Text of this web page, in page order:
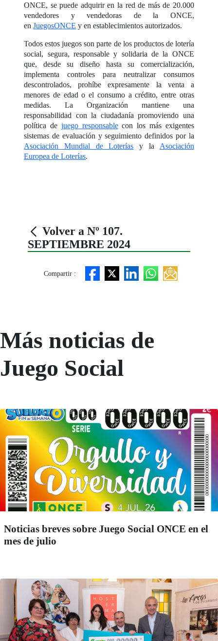
ONCE, se puede adquirir en la red de más de 20.000
vendedores y vendedoras de la ONCE,
enJuegosONCE y en establecimientos autorizados.
Todos estos juegos son parte de los productos de lotería
social, segura, responsable y solidaria de la ONCE
que, desde su diseño hasta su comercialización,
implementa controles para neutralizar consumos
descontrolados, prohíbe expresamente la venta a
menores de edad o el consumo a crédito, entre otras
medidas. La Organización mantiene una
responsabilidad con la ciudadanía promoviendo una
política de juego responsablecon los más exigentes
sistemas de evaluación y seguimiento definidos por la
Asociación Mundial de Loterías y la Asociación
Europea de Loterías.
Volver a Nº 107.
SEPTIEMBRE 2024
Compartir :
Más noticias de
Juego Social
Noticias breves sobre Juego Social ONCE en el
mes de julio